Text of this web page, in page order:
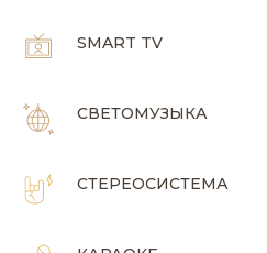
SMART TV
СВЕТОМУЗЫКА
СТЕРЕОСИСТЕМА